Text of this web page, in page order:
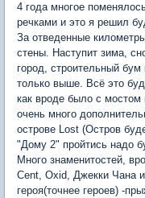
4 года многое
речками и это я решил
За отведенные
стены. Наступит зима,
город, строительный
только выше. Всё это
как вроде было с мостом
очень много
острове Lost (Остров
"Дому 2" пройтись надо
Много знаменитостей,
Cent, Oxid, Джекки Чана
героя(точнее героев) -